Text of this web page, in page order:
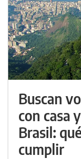
Buscan
con casa
Brasil:
cumplir